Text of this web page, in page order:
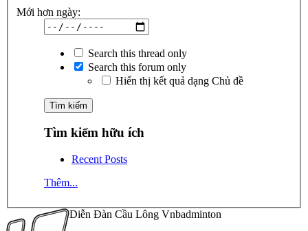
Mới hơn ngày:
Search this thread only
Search this forum only
Hiển thị kết quả dạng Chủ đề
Tìm kiếm hữu ích
Recent Posts
Thêm...
Diễn Đàn Cầu Lông Vnbadminton